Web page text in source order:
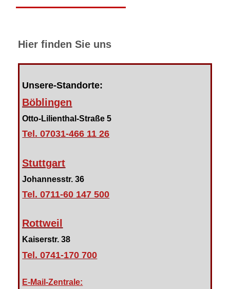
Hier finden Sie uns
Unsere-Standorte:
Böblingen
Otto-Lilienthal-Straße 5
Tel. 07031-466 11 26
Stuttgart
Johannesstr. 36
Tel. 0711-60 147 500
Rottweil
Kaiserstr. 38
Tel. 0741-170 700
E-Mail-Zentrale: